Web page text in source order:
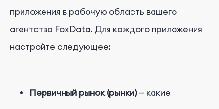
приложения в рабочую область вашего
агентства FoxData. Для каждого приложения
настройте следующее:
Первичный рынок (рынки)— какие